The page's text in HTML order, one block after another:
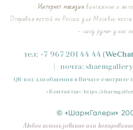
Интернет магазинвинтажных и
Отправка почтой по России для Москвы:
- «шоу рума» у нас
тел: +7 967 201 44 44 (
|
почта:sharmgallery
QR-код для общения в Вичате смотрите
«Контакты»: https://
© «ШармГалери»
Любое использование или